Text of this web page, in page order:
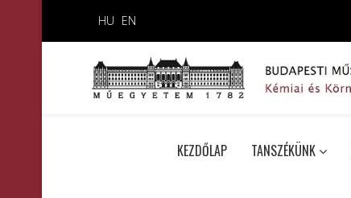
HU EN
KEZDŐLAP TANSZÉKÜNK